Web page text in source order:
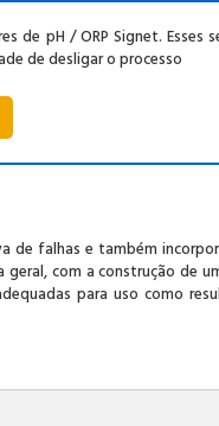
de pH / ORP Signet. Esses
de desligar o processo
de falhas e também
com a construção de
para uso como